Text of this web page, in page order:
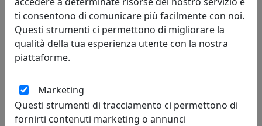
Lascia una recensione
Leggi le recensioni
ti consentono di comunicare più facilmente con noi.
Questi strumenti ci permettono di migliorare la
qualità della tua esperienza utente con la nostra
piattaforme.
Marketing
Questi strumenti di tracciamento ci permettono di
fornirti contenuti marketing o annunci